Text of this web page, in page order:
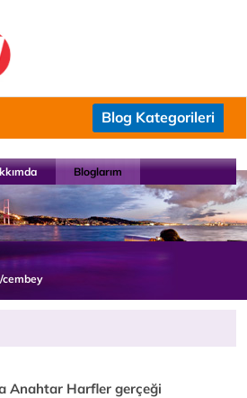
Blog Kategorileri
Bloglarım
Anahtar Harfler gerçeği